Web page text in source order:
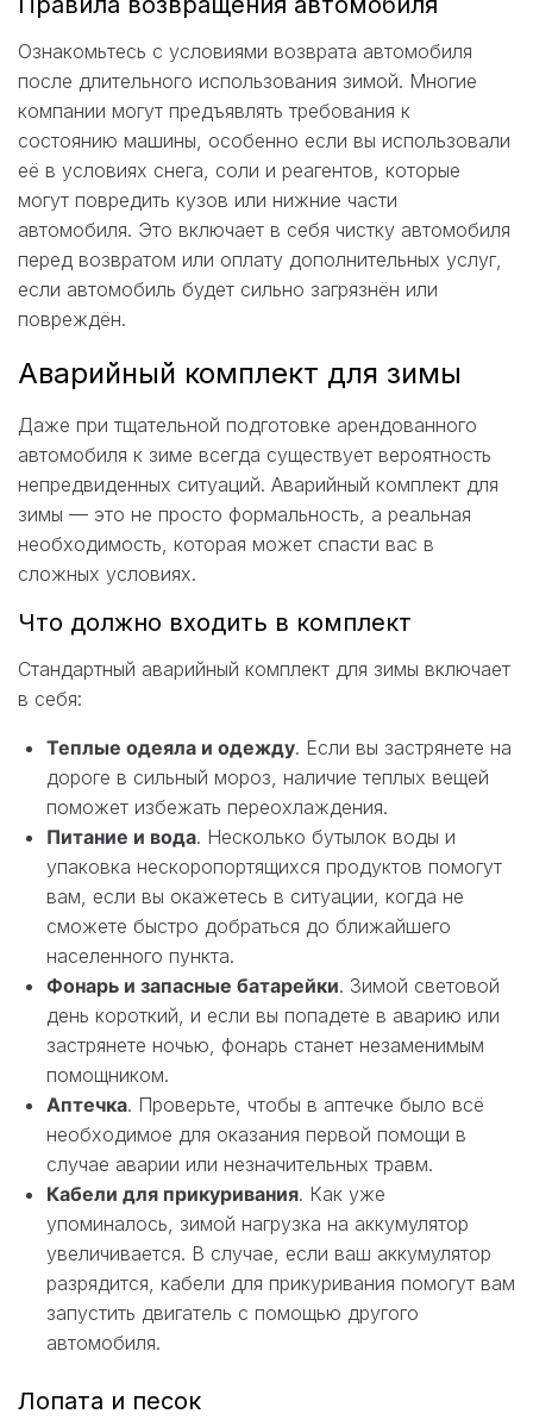
Ознакомьтесь с условиями возврата автомобиля
после длительного использования зимой. Многие
компании могут предъявлять требования к
состоянию машины, особенно если вы использовали
её в условиях снега, соли и реагентов, которые
могут повредить кузов или нижние части
автомобиля. Это включает в себя чистку автомобиля
перед возвратом или оплату дополнительных услуг,
если автомобиль будет сильно загрязнён или
повреждён.
Аварийный комплект для зимы
Даже при тщательной подготовке арендованного
автомобиля к зиме всегда существует вероятность
непредвиденных ситуаций. Аварийный комплект для
зимы — это не просто формальность, а реальная
необходимость, которая может спасти вас в
сложных условиях.
Что должно входить в комплект
Стандартный аварийный комплект для зимы включает
в себя:
Теплые одеяла и одежду. Если вы застрянете на
дороге в сильный мороз, наличие теплых вещей
поможет избежать переохлаждения.
Питание и вода. Несколько бутылок воды и
упаковка нескоропортящихся продуктов помогут
вам, если вы окажетесь в ситуации, когда не
сможете быстро добраться до ближайшего
населенного пункта.
Фонарь и запасные батарейки. Зимой световой
день короткий, и если вы попадете в аварию или
застрянете ночью, фонарь станет незаменимым
помощником.
Аптечка. Проверьте, чтобы в аптечке было всё
необходимое для оказания первой помощи в
случае аварии или незначительных травм.
Кабели для прикуривания. Как уже
упоминалось, зимой нагрузка на аккумулятор
увеличивается. В случае, если ваш аккумулятор
разрядится, кабели для прикуривания помогут вам
запустить двигатель с помощью другого
автомобиля.
Лопата и песок